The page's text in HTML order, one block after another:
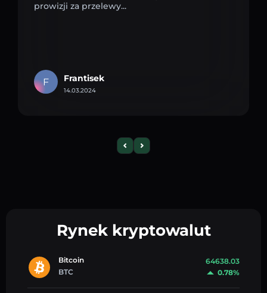
prowizji za przelewy...
F Frantisek
14.03.2024
Rynek kryptowalut
Bitcoin
BTC
64638.03
0.78%